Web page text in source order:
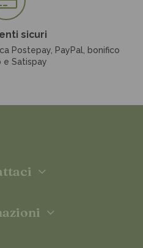
sicuri
Postepay, PayPal, bonifico
e Satispay